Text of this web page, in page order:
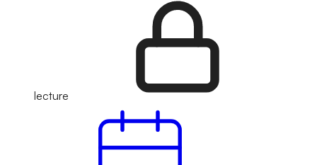
lecture